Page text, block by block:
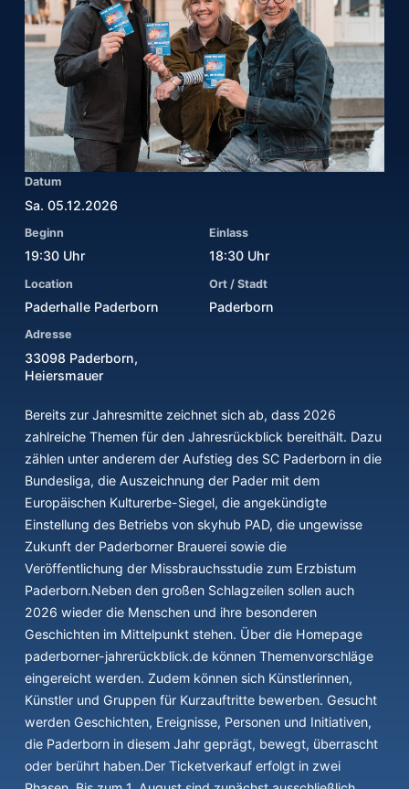
Datum
Sa. 05.12.2026
Beginn
19:30 Uhr
Einlass
18:30 Uhr
Location
Paderhalle Paderborn
Ort / Stadt
Paderborn
Adresse
33098 Paderborn,
Heiersmauer
Bereits zur Jahresmitte zeichnet sich ab, dass 2026
zahlreiche Themen für den Jahresrückblick bereithält. Dazu
zählen unter anderem der Aufstieg des SC Paderborn in die
Bundesliga, die Auszeichnung der Pader mit dem
Europäischen Kulturerbe-Siegel, die angekündigte
Einstellung des Betriebs von skyhub PAD, die ungewisse
Zukunft der Paderborner Brauerei sowie die
Veröffentlichung der Missbrauchsstudie zum Erzbistum
Paderborn.Neben den großen Schlagzeilen sollen auch
2026 wieder die Menschen und ihre besonderen
Geschichten im Mittelpunkt stehen. Über die Homepage
paderborner-jahrerückblick.de können Themenvorschläge
eingereicht werden. Zudem können sich Künstlerinnen,
Künstler und Gruppen für Kurzauftritte bewerben. Gesucht
werden Geschichten, Ereignisse, Personen und Initiativen,
die Paderborn in diesem Jahr geprägt, bewegt, überrascht
oder berührt haben.Der Ticketverkauf erfolgt in zwei